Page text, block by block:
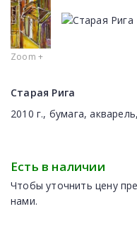
Zoom +
Старая Рига
2010 г., бумага,
Есть в наличии
Чтобы уточнить цену
нами.